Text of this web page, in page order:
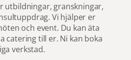
utbildningar, granskningar,
Vi hjälper er
och event. Du kan äta
catering till er. Ni kan boka
verkstad.